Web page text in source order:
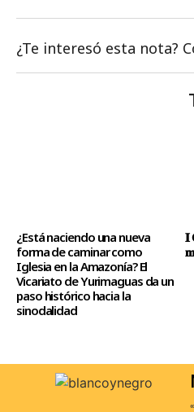
¿Te interesó esta nota?
¿Está naciendo una nueva
forma de caminar como
Iglesia en la Amazonía? El
Vicariato de Yurimaguas da un
paso histórico hacia la
sinodalidad
𝐈